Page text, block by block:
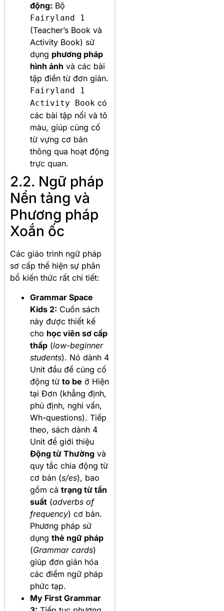
động: Bộ
Fairyland 1
(Teacher’s Book và
Activity Book) sử
dụng phương pháp
hình ảnh và các bài
tập điền từ đơn giản.
Fairyland 1
Activity Book có
các bài tập nối và tô
màu, giúp củng cố
từ vựng cơ bản
thông qua hoạt động
trực quan.
2.2. Ngữ pháp
Nền tảng và
Phương pháp
Xoắn ốc
Các giáo trình ngữ pháp
sơ cấp thể hiện sự phân
bổ kiến thức rất chi tiết:
Grammar Space
Kids 2: Cuốn sách
này được thiết kế
cho học viên sơ cấp
thấp (low-beginner
students). Nó dành 4
Unit đầu để củng cố
động từ to be ở Hiện
tại Đơn (khẳng định,
phủ định, nghi vấn,
Wh-questions). Tiếp
theo, sách dành 4
Unit để giới thiệu
Động từ Thường và
quy tắc chia động từ
cơ bản (s/es), bao
gồm cả trạng từ tần
suất (adverbs of
frequency) cơ bản.
Phương pháp sử
dụng thẻ ngữ pháp
(Grammar cards)
giúp đơn giản hóa
các điểm ngữ pháp
phức tạp.
My First Grammar